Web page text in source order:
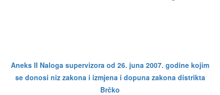
Aneks II Naloga supervizora od 26. juna 2007. godine kojim
se donosi niz zakona i izmjena i dopuna zakona distrikta
Brčko